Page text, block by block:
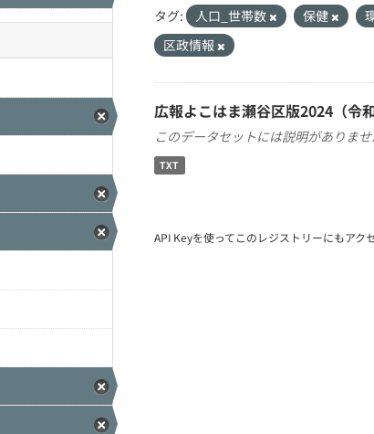
タグ: 人口_世帯数 保健
区政情報
広報よこはま瀬谷区版2024（令
このデータセットには説明がありま
TXT
API Keyを使ってこのレジストリーにもアク